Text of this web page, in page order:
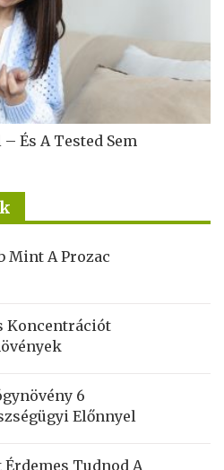
És A Tested Sem
Mint A Prozac
Koncentrációt
6
Előnnyel
Tudnod A